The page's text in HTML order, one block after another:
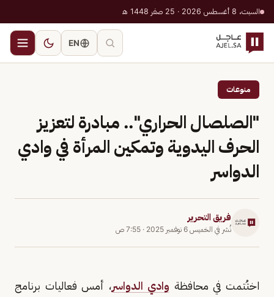
السبت، 8 أغسطس 2026 · 25 صفر 1448 هـ
EN
منوعات
"الصلصال الحراري".. مبادرة لتعزيز
الحرف اليدوية وتمكين المرأة في وادي
الدواسر
فريق التحرير
نُشر في الخميس 6 نوفمبر 2025 · 7:55 ص
اختُتمت في محافظة وادي الدواسر، أمس فعاليات برنامج